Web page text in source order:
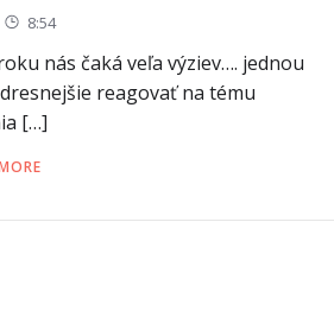
8:54
nás čaká veľa výziev…. jednou
reagovať na tému
[…]